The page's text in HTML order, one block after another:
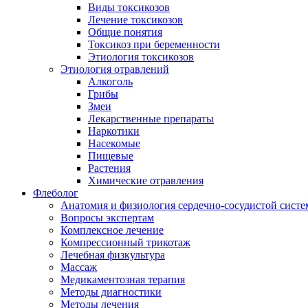
Виды токсикозов
Лечение токсикозов
Общие понятия
Токсикоз при беременности
Этиология токсикозов
Этиология отравлений
Алкоголь
Грибы
Змеи
Лекарственные препараты
Наркотики
Насекомые
Пищевые
Растения
Химические отравления
Флеболог
Анатомия и физиология сердечно-сосудистой
Вопросы экспертам
Комплексное лечение
Компрессионный трикотаж
Лечебная физкультура
Массаж
Медикаментозная терапия
Методы диагностики
Методы лечения